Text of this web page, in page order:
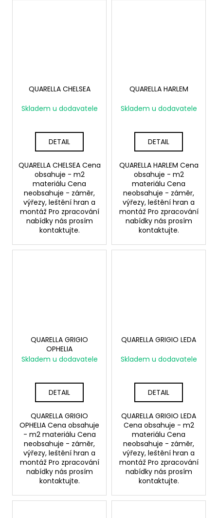
QUARELLA CHELSEA
Skladem u dodavatele
DETAIL
QUARELLA CHELSEA Cena
obsahuje - m2
materiálu Cena
neobsahuje - záměr,
výřezy, leštění hran a
montáž Pro zpracování
nabídky nás prosím
kontaktujte.
QUARELLA HARLEM
Skladem u dodavatele
DETAIL
QUARELLA HARLEM Cena
obsahuje - m2
materiálu Cena
neobsahuje - záměr,
výřezy, leštění hran a
montáž Pro zpracování
nabídky nás prosím
kontaktujte.
QUARELLA GRIGIO
OPHELIA
Skladem u dodavatele
DETAIL
QUARELLA GRIGIO
OPHELIA Cena obsahuje
- m2 materiálu Cena
neobsahuje - záměr,
výřezy, leštění hran a
montáž Pro zpracování
nabídky nás prosím
kontaktujte.
QUARELLA GRIGIO LEDA
Skladem u dodavatele
DETAIL
QUARELLA GRIGIO LEDA
Cena obsahuje - m2
materiálu Cena
neobsahuje - záměr,
výřezy, leštění hran a
montáž Pro zpracování
nabídky nás prosím
kontaktujte.